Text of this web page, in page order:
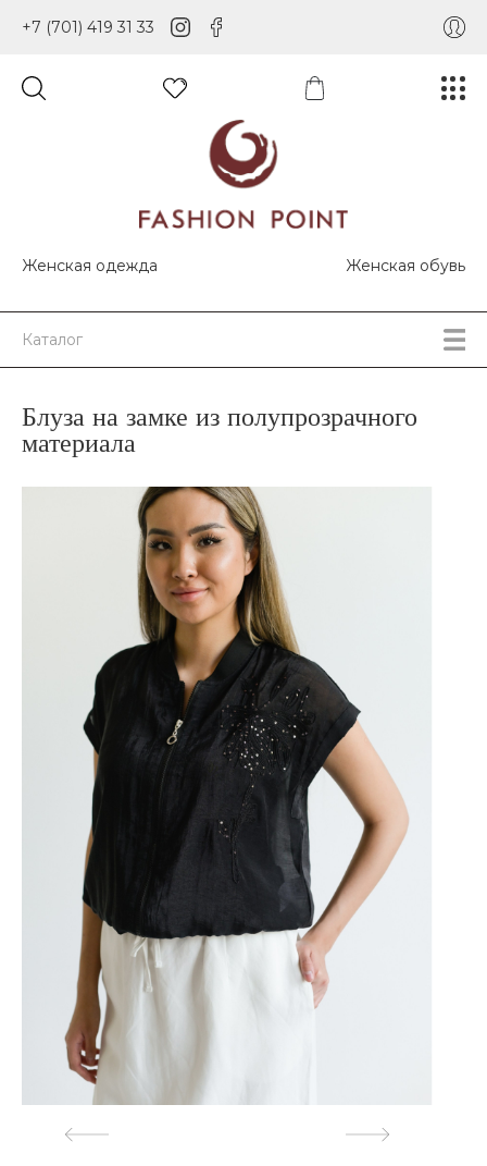
+7 (701) 419 31 33
Женская одежда Женская обувь
Каталог
Блуза на замке из полупрозрачного
материала